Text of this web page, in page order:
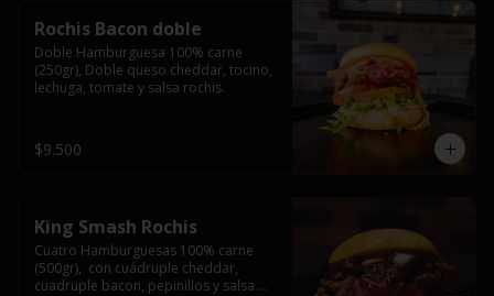
Rochis Bacon doble
Doble Hamburguesa 100% carne
(250gr), Doble queso cheddar, tocino,
lechuga, tomate y salsa rochis.
$9.500
King Smash Rochis
Cuatro Hamburguesas 100% carne
(500gr),  con cuádruple cheddar,
cuadruple bacon, pepinillos y salsa